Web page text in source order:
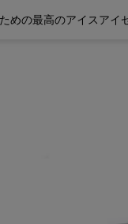
めの最高のアイスアイ